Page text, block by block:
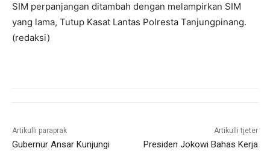
SIM perpanjangan ditambah dengan melampirkan SIM
yang lama, Tutup Kasat Lantas Polresta Tanjungpinang.
(redaksi)
Artikulli paraprak
Gubernur Ansar Kunjungi
Artikulli tjetër
Presiden Jokowi Bahas Kerja